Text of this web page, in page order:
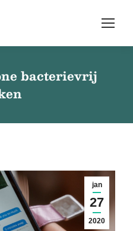
bacterievrij
jan
27
2020